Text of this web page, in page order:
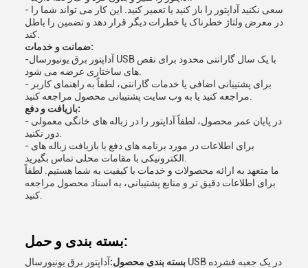
- سعی نکنید آداپتور را باز کنید یا تعمیر کنید. این کار می تواند شما را
در معرض ولتاژ خطرناک یا خطرات دیگر قرار دهد و تضمین را باطل
ضمانت و خدمات:
-آداپتور برق یونیورسال USB با یک سال گارانتی محدود برای نقص
- برای پشتیبانی اضافی یا خدمات گارانتی، لطفاً به راهنمای کاربر
بازیافت و دفع:
- در پایان عمر محصول، لطفاً آداپتور را در زباله های خانگی معمولی
- برای اطلاعات در مورد برنامه های دفع یا بازیافت زباله های
ما متعهد به ارائه محصولات و خدمات با کیفیت به شما هستیم. لطفاً
برای اطلاعات دقیق تر و منابع پشتیبانی، به اسناد محصول مراجعه
بسته بندی و حمل:
بسته بندی محصول:آداپتور برق یونیورسال USB در یک جعبه فشرده